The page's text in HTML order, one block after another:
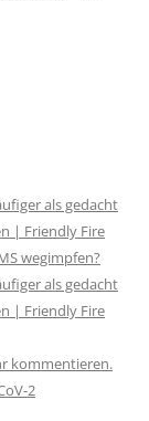
als gedacht
| Friendly Fire
wegimpfen?
als gedacht
| Friendly Fire
kommentieren.
2